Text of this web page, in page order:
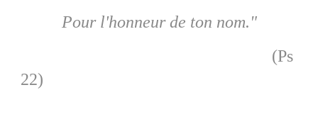
Pour l'honneur de ton nom."
(Ps
22)